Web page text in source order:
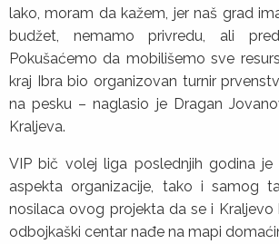
lako, moram da kažem, jer naš grad
budžet, nemamo privredu, ali
Pokušaćemo da mobilišemo sve
kraj Ibra bio organizovan turnir
na pesku – naglasio je Dragan
Kraljeva.
VIP bič volej liga poslednjih godina
aspekta organizacije, tako i samog
nosilaca ovog projekta da se i Kraljevo
odbojkaški centar nađe na mapi